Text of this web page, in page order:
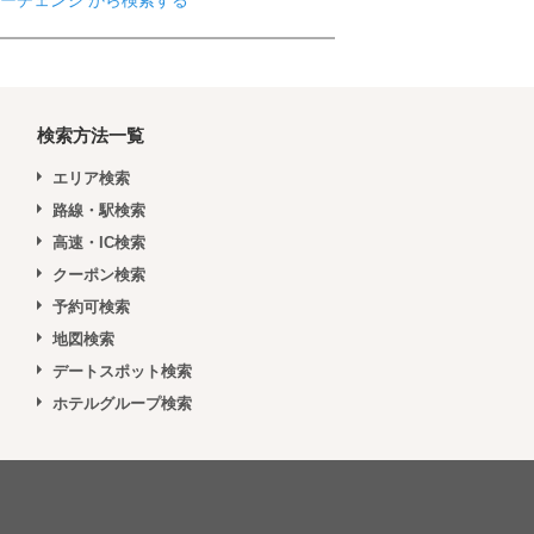
検索方法一覧
エリア検索
路線・駅検索
高速・IC検索
クーポン検索
予約可検索
地図検索
デートスポット検索
ホテルグループ検索